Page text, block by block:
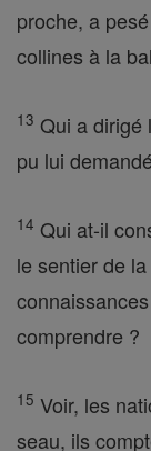
proche, a
collines à la
13 Qui a dirigé
pu lui
14 Qui at-il
le sentier de
comprendre ?
15 Voir, les
seau, ils